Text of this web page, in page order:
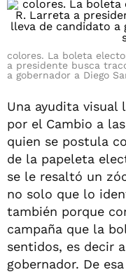
colores. La boleta
a presidente busca
a gobernador a Diego
Una ayudita visual
por el Cambio a
quien se postula
de la papeleta
se le resaltó un
no solo que lo
también porque
campaña que la
sentidos, es decir
gobernador. De